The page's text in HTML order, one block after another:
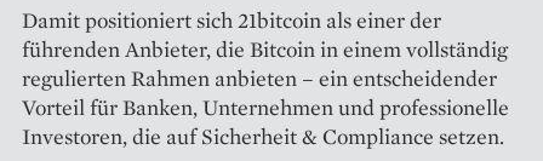
Damit positioniert sich 21bitcoin als einer der
führenden Anbieter, die Bitcoin in einem vollständig
regulierten Rahmen anbieten – ein entscheidender
Vorteil für Banken, Unternehmen und professionelle
Investoren, die auf Sicherheit & Compliance setzen.